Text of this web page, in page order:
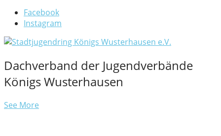
Facebook
Instagram
Dachverband der Jugendverbände
Königs Wusterhausen
See More